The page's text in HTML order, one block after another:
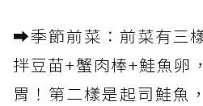
➡️季節前菜：前菜有三
拌豆苗+蟹肉棒+鮭魚卵
胃！第二樣是起司鮭魚